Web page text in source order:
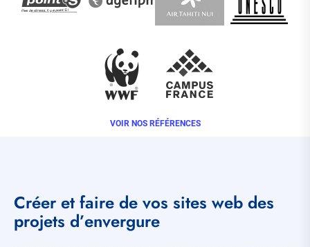
VOIR NOS RÉFÉRENCES
Créer et faire de vos sites web des
projets d’envergure